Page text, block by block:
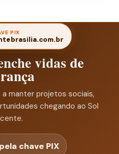
PIX
vidas de
manter projetos sociais,
chegando ao Sol
chave PIX